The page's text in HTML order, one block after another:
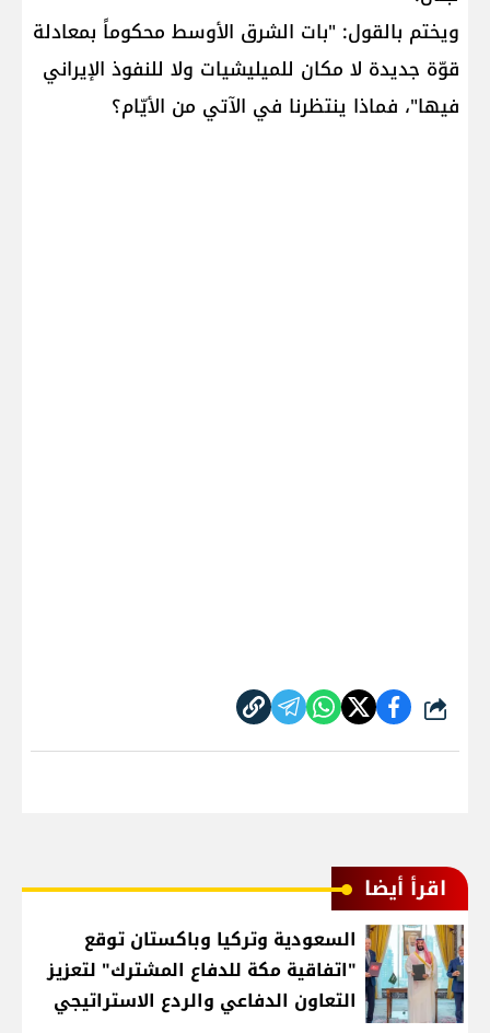
ويختم بالقول: "بات الشرق الأوسط محكوماً بمعادلة
قوّة جديدة لا مكان للميليشيات ولا للنفوذ الإيراني
فيها"، فماذا ينتظرنا في الآتي من الأيّام؟
شارك
اقرأ أيضا
السعودية وتركيا وباكستان توقع
"اتفاقية مكة للدفاع المشترك" لتعزيز
التعاون الدفاعي والردع الاستراتيجي